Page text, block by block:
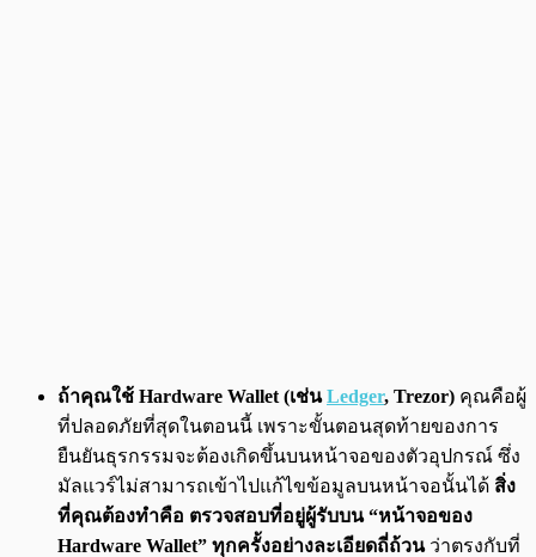
ถ้าคุณใช้ Hardware Wallet (เช่นLedger, Trezor) คุณคือผู้
ที่ปลอดภัยที่สุดในตอนนี้ เพราะขั้นตอนสุดท้ายของการ
ยืนยันธุรกรรมจะต้องเกิดขึ้นบนหน้าจอของตัวอุปกรณ์ ซึ่ง
มัลแวร์ไม่สามารถเข้าไปแก้ไขข้อมูลบนหน้าจอนั้นได้ สิ่ง
ที่คุณต้องทำคือ ตรวจสอบที่อยู่ผู้รับบน “หน้าจอของ
Hardware Wallet” ทุกครั้งอย่างละเอียดถี่ถ้วนว่าตรงกับที่